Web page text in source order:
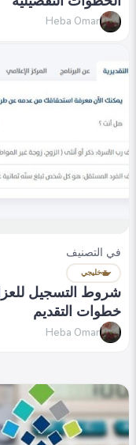
Heba Omar
في التصنيف
خليجي
خطوات التقديم
Heba Omar